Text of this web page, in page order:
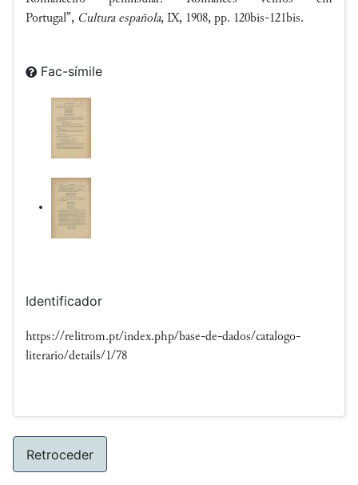
Portugal”, Cultura española, IX, 1908, pp. 120bis-121bis.
Fac-símile
Identificador
https://relitrom.pt/index.php/base-de-dados/catalogo-
literario/details/1/78
Retroceder